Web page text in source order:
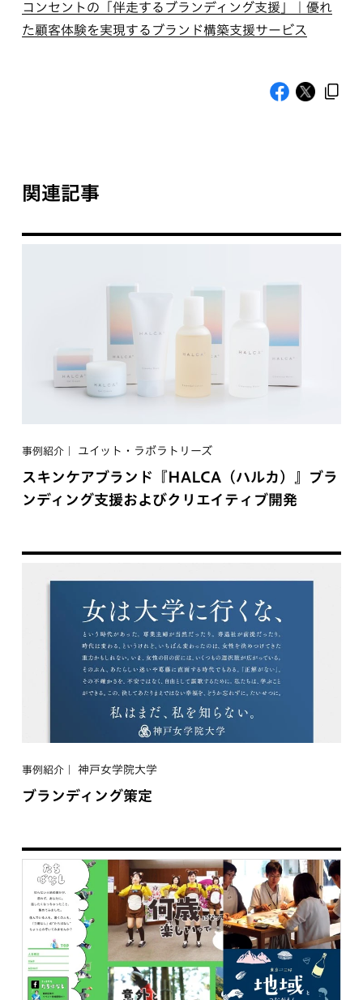
コンセントの「伴走するブランディング支援」｜優れ
た顧客体験を実現するブランド構築支援サービス
関連記事
事例紹介 ユイット・ラボラトリーズ
スキンケアブランド『HALCA（ハルカ）』ブラ
ンディング支援およびクリエイティブ開発
事例紹介 神戸女学院大学
ブランディング策定